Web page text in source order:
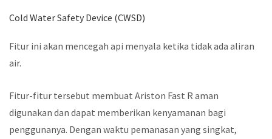
Cold Water Safety Device (CWSD)
Fitur ini akan mencegah api menyala ketika tidak ada aliran
air.
Fitur-fitur tersebut membuat Ariston Fast R aman
digunakan dan dapat memberikan kenyamanan bagi
penggunanya. Dengan waktu pemanasan yang singkat,